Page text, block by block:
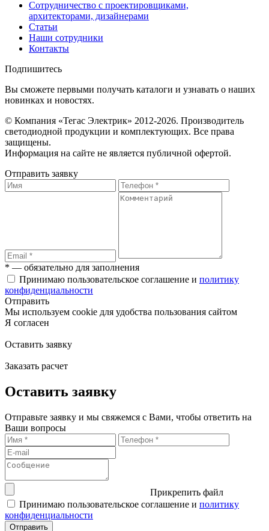
Сотрудничество с проектировщиками,
архитекторами, дизайнерами
Статьи
Наши сотрудники
Контакты
Подпишитесь
Вы сможете первыми получать каталоги и узнавать о наших
новинках и новостях.
© Компания «Тегас Электрик» 2012-2026. Производитель
светодиодной продукции и комплектующих. Все права
защищены.
Информация на сайте не является публичной офертой.
Отправить заявку
* — обязательно для заполнения
Принимаю пользовательское соглашение и политику
конфиденциальности
Отправить
Мы используем cookie для удобства пользования сайтом
Я согласен
Оставить заявку
Заказать расчет
Оставить заявку
Отправьте заявку и мы свяжемся с Вами, чтобы ответить на
Ваши вопросы
Прикрепить файл
Принимаю пользовательское соглашение и политику
конфиденциальности